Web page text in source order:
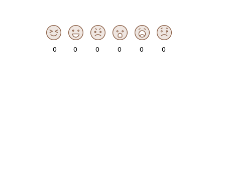
0 0 0 0 0 0